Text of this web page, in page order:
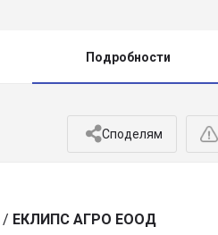
Подробности
Споделям
/ ЕКЛИПС АГРО ЕООД